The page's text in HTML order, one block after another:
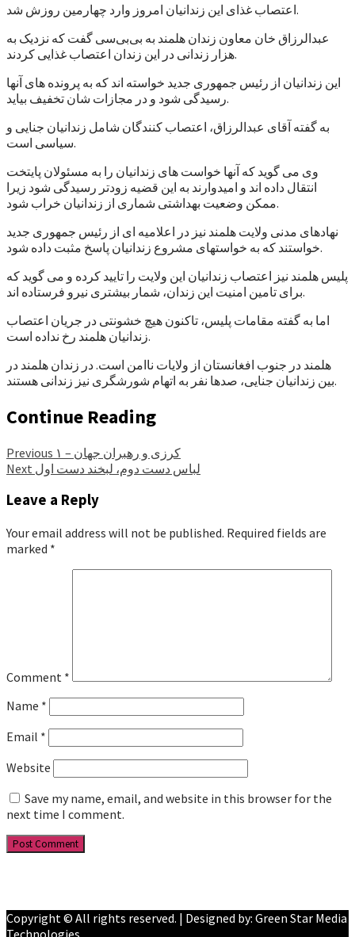
اعتصاب غذای این زندانیان امروز وارد چهارمین روزش شد.
عبدالرزاق خان معاون زندان هلمند به بی‌بی‌سی گفت که نزدیک به
هزار زندانی در این زندان اعتصاب غذایی کردند.
این زندانیان از رئیس جمهوری جدید خواسته اند که به پرونده های آنها
رسیدگی شود و در مجازات شان تخفیف بیاید.
به گفته آقای عبدالرزاق، اعتصاب کنندگان شامل زندانیان جنایی و
سیاسی است.
وی می گوید که آنها خواست های زندانیان را به مسئولان پایتخت
انتقال داده اند و امیدوارند به این قضیه زودتر رسیدگی شود زیرا
ممکن وضعیت بهداشتی شماری از زندانیان خراب شود.
نهادهای مدنی ولایت هلمند نیز در اعلامیه ای از رئیس جمهوری جدید
خواستند که به خواستهای مشروع زندانیان پاسخ مثبت داده شود.
پلیس هلمند نیز اعتصاب زندانیان این ولایت را تایید کرده و می گوید که
برای تامین امنیت این زندان، شمار بیشتری نیرو فرستاده اند.
اما به گفته مقامات پلیس، تاکنون هیچ خشونتی در جریان اعتصاب
زندانیان هلمند رخ نداده است.
هلمند در جنوب افغانستان از ولایات ناامن است. در زندان هلمند در
بین زندانیان جنایی، صدها نفر به اتهام شورشگری نیز زندانی هستند.
Continue Reading
Previous
کرزی و رهبران جهان – ۱
Next لباس دست دوم، لبخند دست اول
Leave a Reply
Your email address will not be published. Required fields are
marked *
Comment *
Name *
Email *
Website
Save my name, email, and website in this browser for the
next time I comment.
Copyright © All rights reserved. | Designed by: Green Star Media